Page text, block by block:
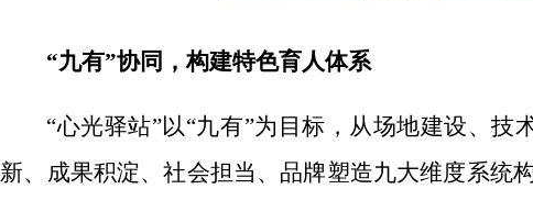
“九有”协同，构建特色育人体系
“心光驿站”以“九有”为目标，从场地建设、
新、成果积淀、社会担当、品牌塑造九大维度系统